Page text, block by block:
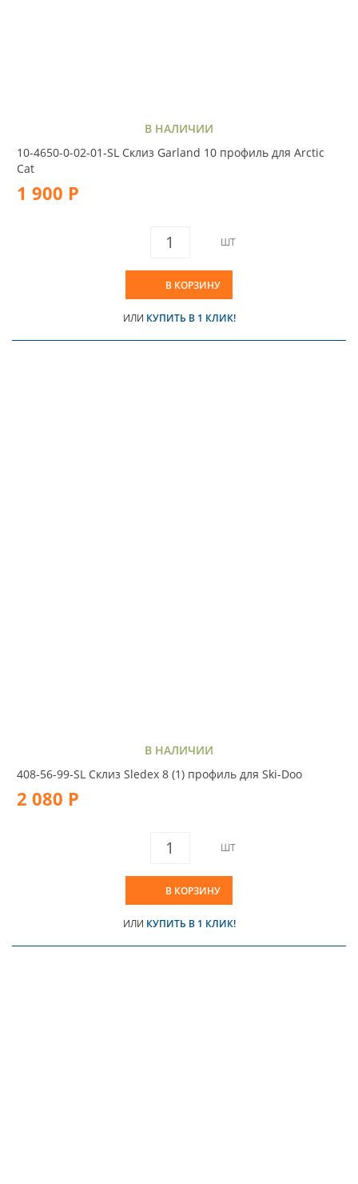
В НАЛИЧИИ
10-4650-0-02-01-SL Склиз Garland 10 профиль для Arctic
Cat
1 900 Р
ШТ
В КОРЗИНУ
ИЛИ КУПИТЬ В 1 КЛИК!
В НАЛИЧИИ
408-56-99-SL Склиз Sledex 8 (1) профиль для Ski-Doo
2 080 Р
ШТ
В КОРЗИНУ
ИЛИ КУПИТЬ В 1 КЛИК!